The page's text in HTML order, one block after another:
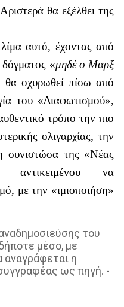
θα εξέλθει της
αυτό, έχοντας από
«μηδέ ο Μαρξ
θα οχυρωθεί πίσω από
του «Διαφωτισμού»,
τρόπο την πιο
ολιγαρχίας, την
συνιστώσα της «Νέας
να
με την «ιμιοποιήση»
του
μέσο, με
αναγράφεται η
ως πηγή. -